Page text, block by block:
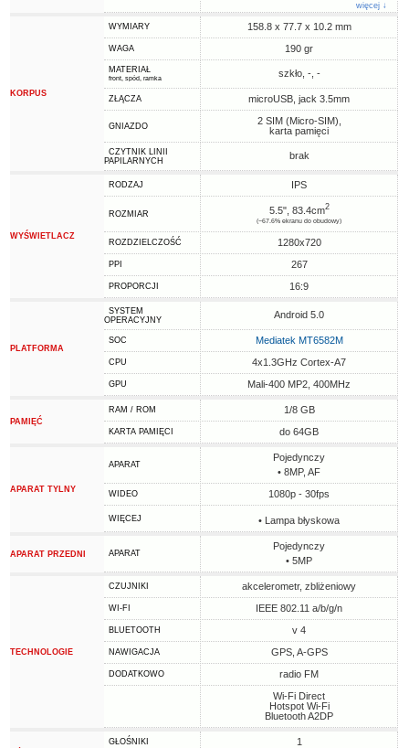
więcej ↓
KORPUS
WYMIARY 158.8 x 77.7 x 10.2 mm
WAGA 190 gr
MATERIAŁ
front, spód, ramka szkło, -, -
ZŁĄCZA microUSB, jack 3.5mm
GNIAZDO
2 SIM (Micro-SIM),
karta pamięci
CZYTNIK LINII
PAPILARNYCH
brak
WYŚWIETLACZ
RODZAJ IPS
ROZMIAR 5.5", 83.4cm2
(~67.6% ekranu do obudowy)
ROZDZIELCZOŚĆ 1280x720
PPI 267
PROPORCJI 16:9
PLATFORMA
SYSTEM
OPERACYJNY
Android 5.0
SOC Mediatek MT6582M
CPU 4x1.3GHz Cortex-A7
GPU Mali-400 MP2, 400MHz
PAMIĘĆ
RAM / ROM 1/8 GB
KARTA PAMIĘCI do 64GB
APARAT TYLNY
APARAT
Pojedynczy
• 8MP, AF
WIDEO 1080p - 30fps
WIĘCEJ • Lampa błyskowa
APARAT PRZEDNI APARAT
Pojedynczy
• 5MP
TECHNOLOGIE
CZUJNIKI akcelerometr, zbliżeniowy
WI-FI IEEE 802.11 a/b/g/n
BLUETOOTH v 4
NAWIGACJA GPS, A-GPS
DODATKOWO
radio FM
Wi-Fi Direct
Hotspot Wi-Fi
Bluetooth A2DP
GŁOŚNIKI 1